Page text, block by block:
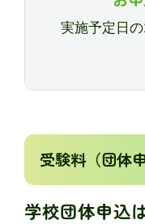
実施予定日
受験料（団体
学校団体申込